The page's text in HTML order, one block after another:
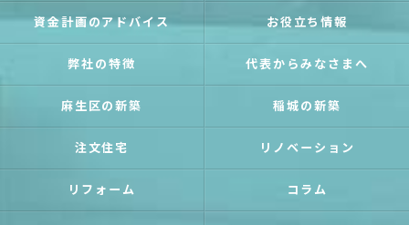
資金計画のアドバイス お役立ち情報
弊社の特徴 代表からみなさまへ
麻生区の新築 稲城の新築
注文住宅 リノベーション
リフォーム コラム